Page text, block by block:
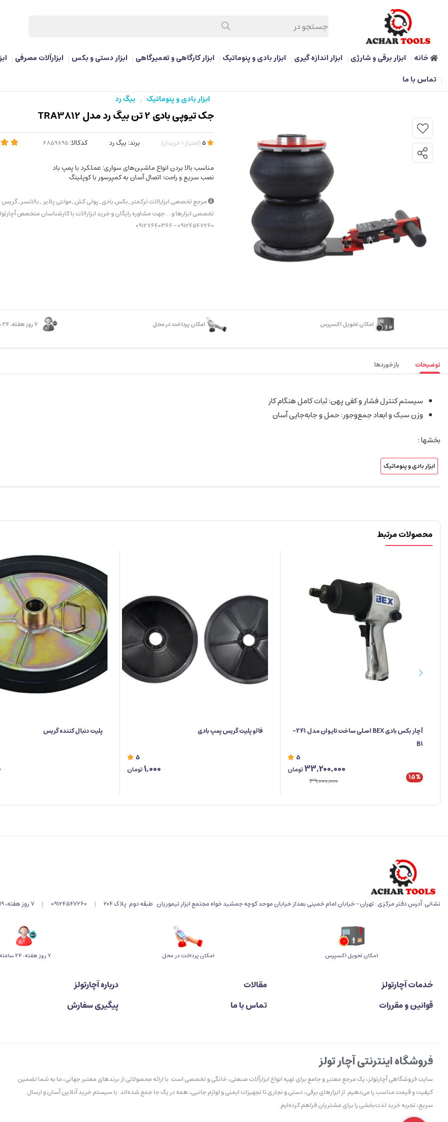
خانه ابزار برقی و شارژی ابزار اندازه گیری ابزار بادی و پنوماتیک ابزار کارگاهی و تعمیرگاهی ابزار دستی و بکس ابزارآلات مصرفی
تماس با ما
ابزار بادی و پنوماتیک / بیگ رد
جک تیوپی بادی 2 تن بیگ رد مدل TRA3812
(امتیاز 1خریدار) برند: بیگ رد کدکالا:
مناسب بالا بردن انواع ماشین‌های سواری: عملکرد با پمپ باد
نصب سریع و راحت: اتصال آسان به کمپرسور با کوپلینگ
مرجع تخصصی ابزارالات ترکمتر_بکس بادی_پولی کش_مولتی پلایر
تخصصی ابزارها و….جهت مشاوره رایگان و خرید ابزارالات با کارشناسان متخصص
09124547260 – 09127640366
اﻣﮑﺎن ﺗﺤﻮﯾﻞ اﮐﺴﭙﺮس امکان پرداخت در محل ۷ روز ﻫﻔﺘﻪ، ۲۴ ﺳﺎﻋﺘﻪ
توضیحات بازخوردها
سیستم کنترل فشار و کفی پهن: ثبات کامل هنگام کار
وزن سبک و ابعاد جمع‌وجور: حمل و جابه‌جایی آسان
بخشها :
ابزار بادی و پنوماتیک
محصولات مرتبط
آچار بکس بادی BEX اصلی ساخت تایوان مدل 241-
B1
5
15%
33,200,000تومان
39,000,000
فالو پلیت گریس پمپ بادی
5
1,000تومان
پلیت دنبال کننده گریس
نشانی: آدرس دفتر مرکزی : تهران - خیابان امام خمینی بعداز خیابان موحد کوچه جمشید خواه مجتمع ابزار تیموریان طبقه دوم پلاک 204 |
09124547260
| ۷ روز هفته، 9الی 19 پاسخگوی شما هستیم .
اﻣﮑﺎن ﺗﺤﻮﯾﻞ اﮐﺴﭙﺮس امکان پرداخت در محل ۷ روز ﻫﻔﺘﻪ، ۲۴ ﺳﺎﻋﺘﻪ
خدمات آچارتولز مقالات
درباره آچارتولز
قوانین و مقررات
تماس با ما پیگیری سفارش
فروشگاه اینترنتی آچار تولز
سایت فروشگاهی آچارتولز، یک مرجع معتبر و جامع برای تهیه انواع ابزارآلات صنعتی، خانگی و تخصصی است. با ارائه محصولاتی از برندهای معتبر جهانی، ما به شما تضمین
کیفیت و قیمت مناسب را می‌دهیم. از ابزارهای برقی، دستی و نجاری تا تجهیزات ایمنی و لوازم جانبی، همه در یک جا جمع شده‌اند. با سیستم خرید آنلاین آسان و ارسال
سریع، تجربه خرید لذت‌بخشی را برای مشتریان فراهم کرده‌ایم.